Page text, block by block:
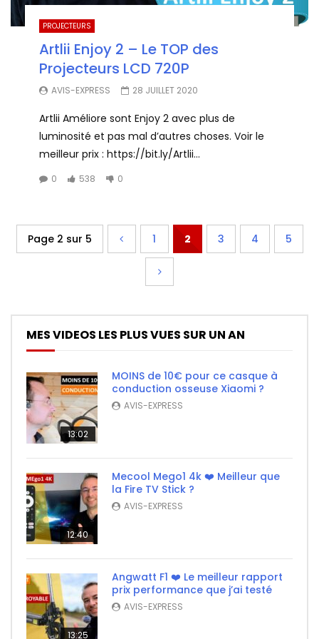
PROJECTEURS
Artlii Enjoy 2 – Le TOP des
Projecteurs LCD 720P
AVIS-EXPRESS 28 JUILLET 2020
Artlii Améliore sont Enjoy 2 avec plus de
luminosité et pas mal d’autres choses. Voir le
meilleur prix : https://bit.ly/Artlii...
0 538 0
Page 2 sur 5 1 2 3 4 5
MES VIDEOS LES PLUS VUES SUR UN AN
13:02
MOINS de 10€ pour ce casque à
conduction osseuse Xiaomi ?
AVIS-EXPRESS
12:40
Mecool Mego1 4k ❤️ Meilleur que
la Fire TV Stick ?
AVIS-EXPRESS
13:25
Angwatt F1 ❤️ Le meilleur rapport
prix performance que j’ai testé
AVIS-EXPRESS